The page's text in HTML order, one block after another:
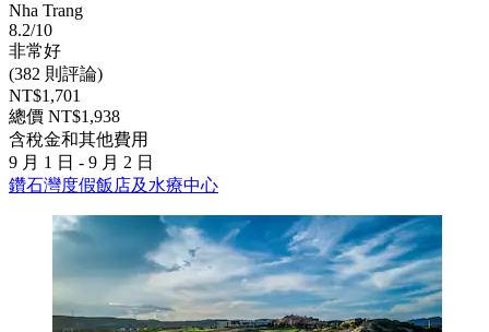
Nha Trang
8.2/10
非常好
(382 則評論)
NT$1,701
總價 NT$1,938
含稅金和其他費用
9 月 1 日 - 9 月 2 日
鑽石灣度假飯店及水療中心